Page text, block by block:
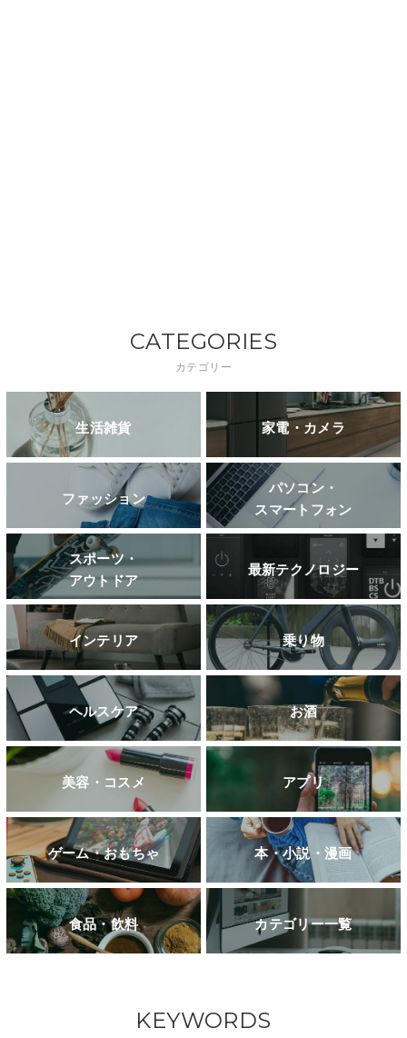
CATEGORIES
カテゴリー
生活雑貨 家電・カメラ
ファッション
パソコン・
スマートフォン
スポーツ・
アウトドア
最新テクノロジー
インテリア 乗り物
ヘルスケア お酒
美容・コスメ アプリ
ゲーム・おもちゃ 本・小説・漫画
食品・飲料 カテゴリー一覧
KEYWORDS